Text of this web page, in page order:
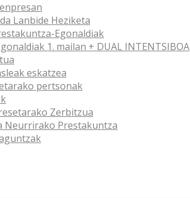
Lanbide Heziketa
Egonaldiak
1. mailan + DUAL INTENTSIBOA
eskatzea
pertsonak
Zerbitzua
Neurrirako Prestakuntza